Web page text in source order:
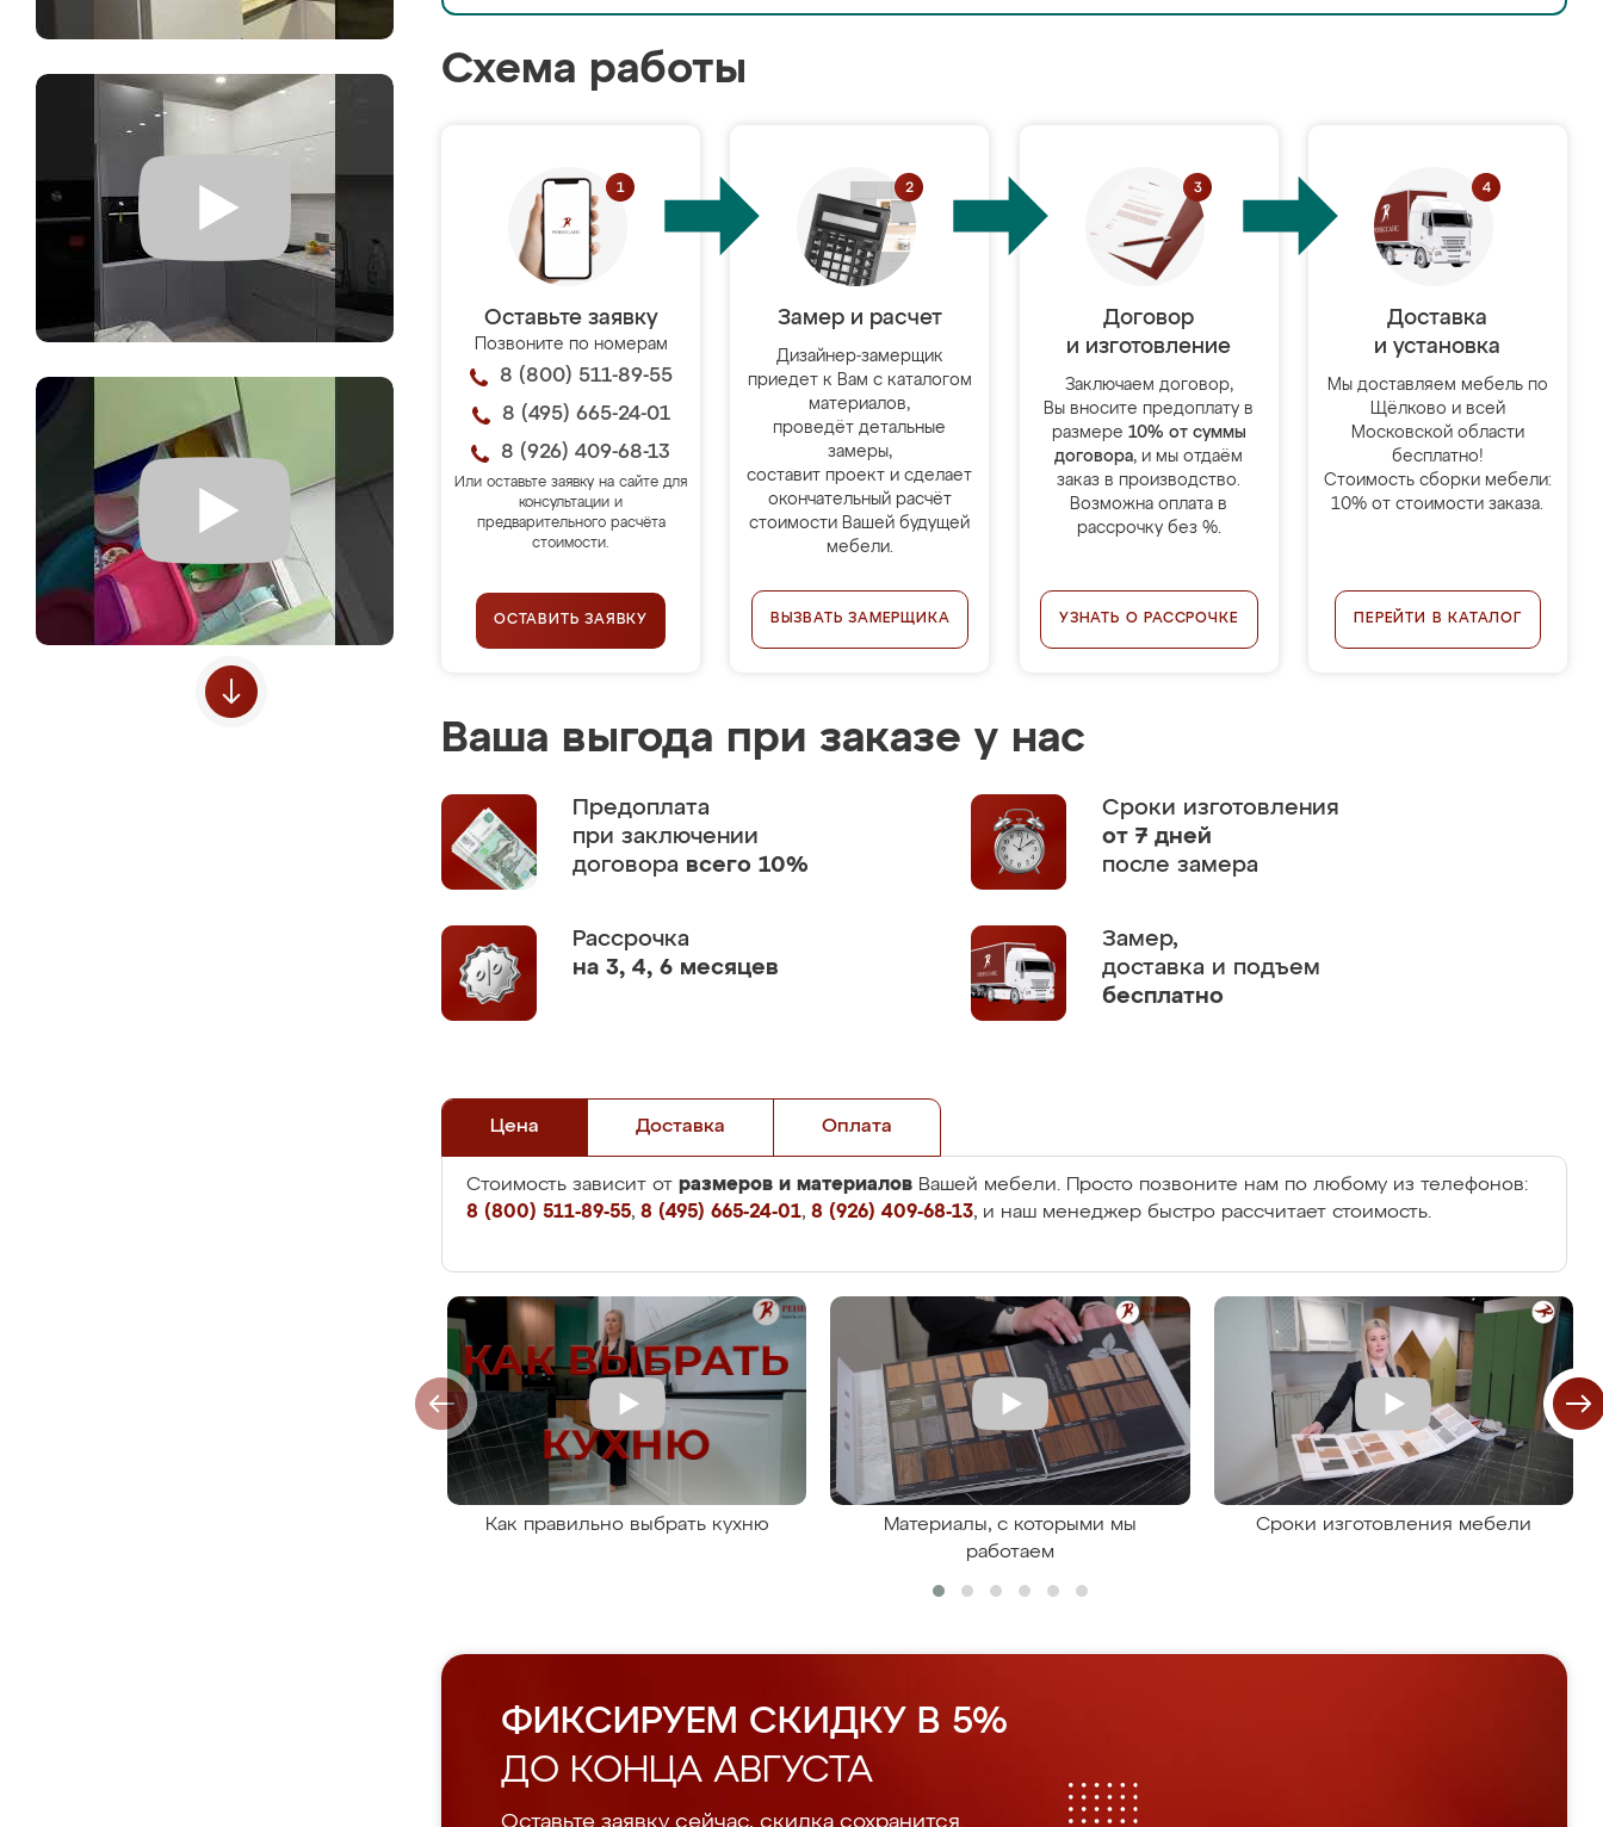
Схема работы
Оставьте заявку
Позвоните по номерам
8 (800) 511-89-55
8 (495) 665-24-01
8 (926) 409-68-13
Или оставьте заявку на сайте для
консультации и
предварительного расчёта
стоимости.
ОСТАВИТЬ ЗАЯВКУ
Замер и расчет
Дизайнер-замерщик
приедет к Вам с каталогом
материалов,
проведёт детальные
замеры,
составит проект и сделает
окончательный расчёт
стоимости Вашей будущей
мебели.
ВЫЗВАТЬ ЗАМЕРЩИКА
Договор
и изготовление
Заключаем договор,
Вы вносите предоплату в
размере 10% от суммы
договора, и мы отдаём
заказ в производство.
Возможна оплата в
рассрочку без %.
УЗНАТЬ О РАССРОЧКЕ
Доставка
и установка
Мы доставляем мебель по
Щёлково и всей
Московской области
бесплатно!
Стоимость сборки мебели:
10% от стоимости заказа.
ПЕРЕЙТИ В КАТАЛОГ
Ваша выгода при заказе у нас
Предоплата
при заключении
договора всего 10%
Сроки изготовления
от 7 дней
после замера
Рассрочка
на 3, 4, 6 месяцев
Замер,
доставка и подъем
бесплатно
Цена Доставка Оплата
Стоимость зависит от размеров и материалов Вашей мебели. Просто позвоните нам по любому из телефонов:
8 (800) 511-89-55, 8 (495) 665-24-01, 8 (926) 409-68-13, и наш менеджер быстро рассчитает стоимость.
Как правильно выбрать кухню
Материалы, с которыми мы
работаем
Сроки изготовления мебели
ФИКСИРУЕМ СКИДКУ В 5%
ДО КОНЦА АВГУСТА
Оставьте заявку сейчас, скидка сохранится.